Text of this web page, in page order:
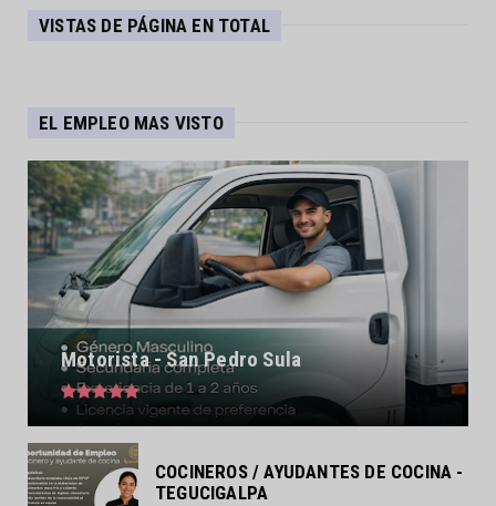
VISTAS DE PÁGINA EN TOTAL
EL EMPLEO MAS VISTO
Motorista - San Pedro Sula
COCINEROS / AYUDANTES DE COCINA -
TEGUCIGALPA